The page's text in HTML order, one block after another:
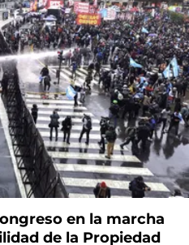
en la marcha
de la Propiedad